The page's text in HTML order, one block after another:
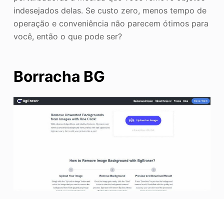
indesejados delas. Se custo zero, menos tempo de
operação e conveniência não parecem ótimos para
você, então o que pode ser?
Borracha BG